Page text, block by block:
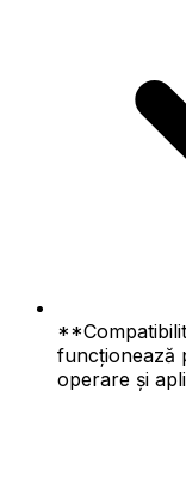
funcționează
operare și